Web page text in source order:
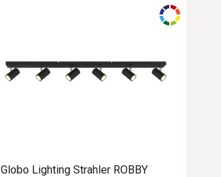
Globo Lighting Strahler ROBBY